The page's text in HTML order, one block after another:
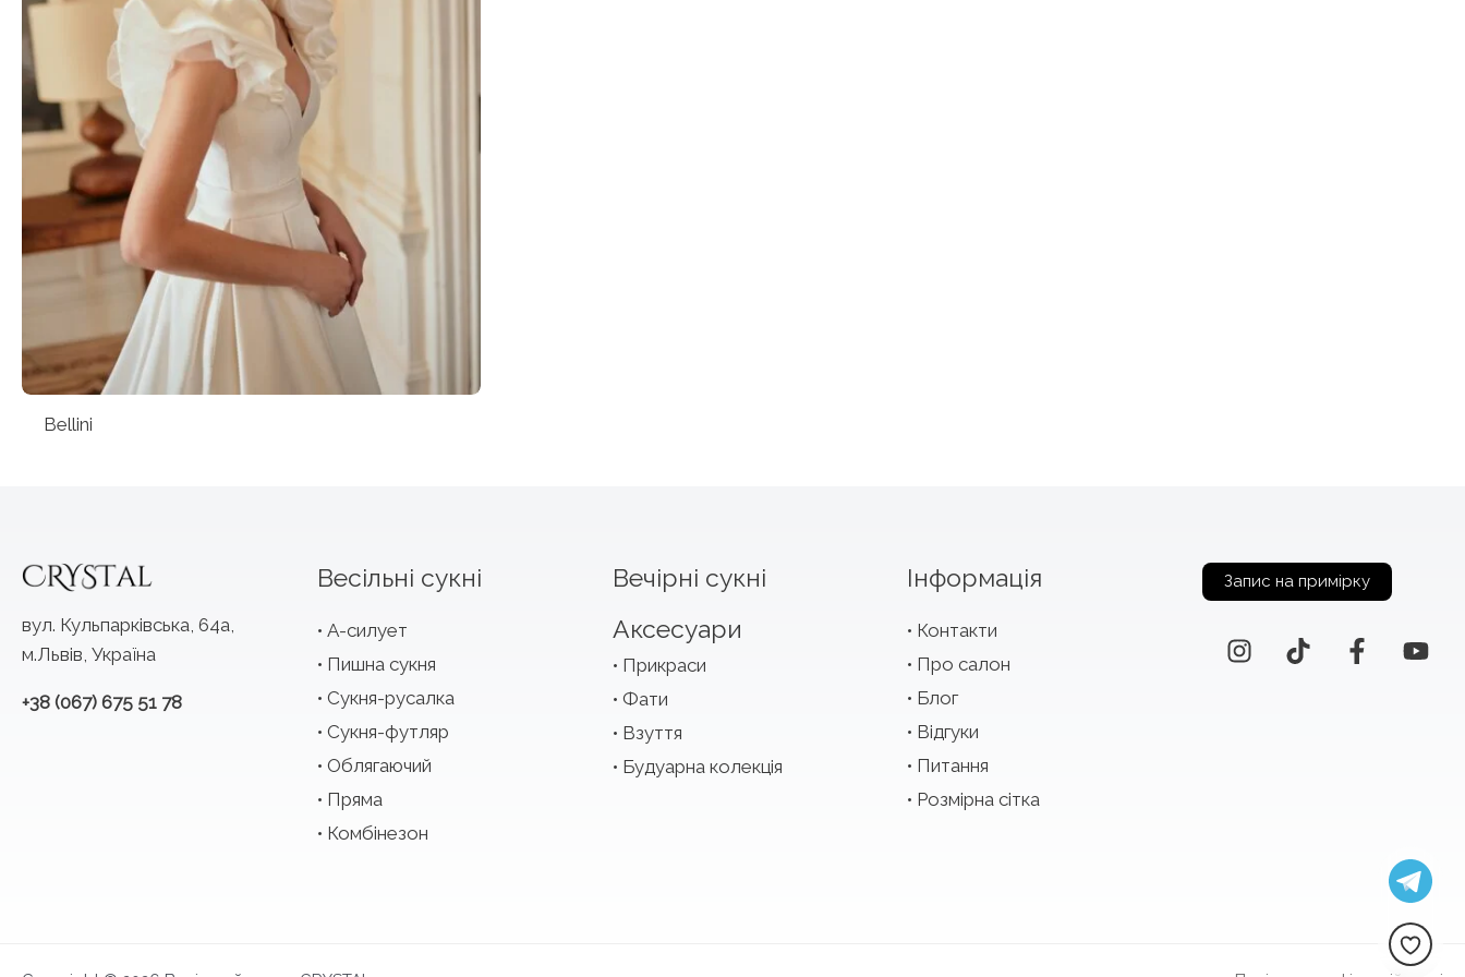
Bellini
вул. Кульпарківська, 64а,
м.Львів, Україна
+38 (067) 675 51 78
Весільні сукні
А-силует
Пишна сукня
Сукня-русалка
Сукня-футляр
Облягаючий
Пряма
Комбінезон
Вечірні сукні
Аксесуари
Прикраси
Фати
Взуття
Будуарна колекція
Інформація
Контакти
Про салон
Блог
Відгуки
Питання
Розмірна сітка
Запис на примірку